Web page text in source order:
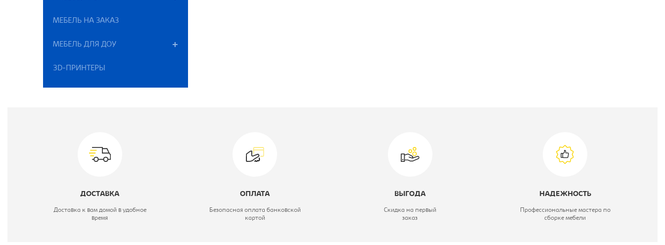
МЕБЕЛЬ НА ЗАКАЗ
МЕБЕЛЬ ДЛЯ ДОУ
3D-ПРИНТЕРЫ
ДОСТАВКА
Доставка к вам домой в удобное
время
ОПЛАТА
Безопасная оплата банковской
картой
ВЫГОДА
Скидка на первый
заказ
НАДЕЖНОСТЬ
Профессиональные мастера по
сборке мебели